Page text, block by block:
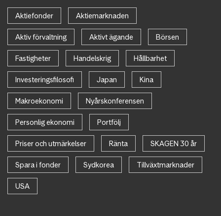
Aktiefonder Aktiemarknaden
Aktiv förvaltning Aktivt ägande Börsen
Fastigheter Handelskrig Hållbarhet
Investeringsfilosofi Japan Kina
Makroekonomi Nyårskonferensen
Personlig ekonomi Portfölj
Priser och utmärkelser Ränta SKAGEN 30 år
Spara i fonder Sydkorea Tillväxtmarknader
USA